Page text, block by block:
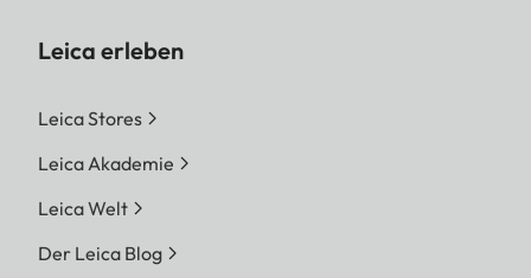
Leica erleben
Leica Stores
Leica Akademie
Leica Welt
Der Leica Blog